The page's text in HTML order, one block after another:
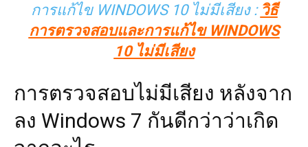
การแก้ไข WINDOWS 10 ไม่มีเสียง : วิธี
การตรวจสอบและการแก้ไข WINDOWS
10 ไม่มีเสียง
การตรวจสอบไม่มีเสียง หลังจาก
ลง Windows 7 กันดีกว่าว่าเกิด